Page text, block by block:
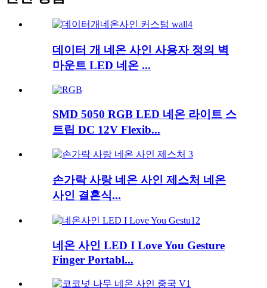
데이터 개 네온 사인 사용자 정의 벽
마운트 LED 네온 ...
SMD 5050 RGB LED 네온 라이트 스
트립 DC 12V Flexib...
손가락 사랑 네온 사인 제스처 네온
사인 결혼식...
네온 사인 LED I Love You Gesture
Finger Portabl...